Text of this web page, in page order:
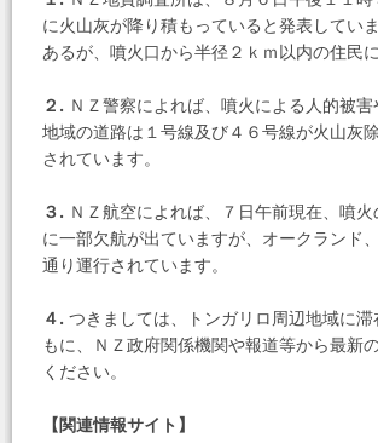
に火山灰が降り積もっていると発表してい
あるが、噴火口から半径２ｋｍ以内の住民
２. ＮＺ警察によれば、噴火による人的被
地域の道路は１号線及び４６号線が火山灰
されています。
３. ＮＺ航空によれば、７日午前現在、噴
に一部欠航が出ていますが、オークランド
通り運行されています。
４. つきましては、トンガリロ周辺地域に
もに、ＮＺ政府関係機関や報道等から最新
ください。
【関連情報サイト】